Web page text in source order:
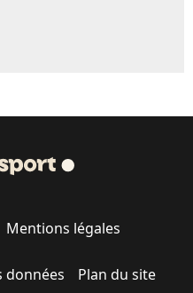
Mentions légales
données Plan du site